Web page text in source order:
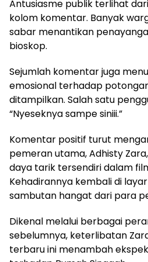
Antusiasme publik terlihat
kolom komentar. Banyak
sabar menantikan
bioskop.
Sejumlah komentar juga
emosional terhadap
ditampilkan. Salah satu
“Nyeseknya sampe siniii.”
Komentar positif turut
pemeran utama, Adhisty
daya tarik tersendiri dalam
Kehadirannya kembali di
sambutan hangat dari para
Dikenal melalui berbagai
sebelumnya, keterlibatan
terbaru ini menambah